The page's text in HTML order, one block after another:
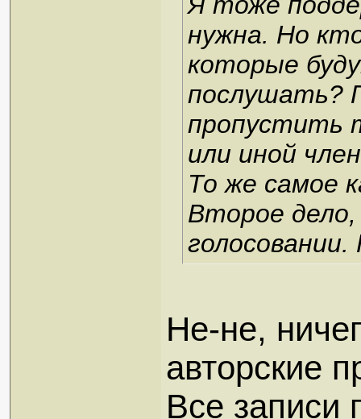
нужна. Но
которые
послушать?
пропустить
или иной
То же самое
Второе
Не-не,
авторские
Все записи